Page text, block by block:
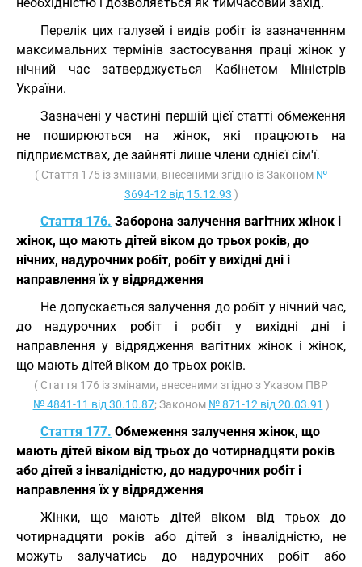
Перелік цих галузей і видів робіт із зазначенням
максимальних термінів застосування праці жінок у
нічний час затверджується Кабінетом Міністрів
України.
Зазначені у частині першій цієї статті обмеження
не поширюються на жінок, які працюють на
підприємствах, де зайняті лише члени однієї сім'ї.
( Стаття 175 із змінами, внесеними згідно із Законом №
3694-12 від 15.12.93 )
Стаття 176. Заборона залучення вагітних жінок і
жінок, що мають дітей віком до трьох років, до
нічних, надурочних робіт, робіт у вихідні дні і
направлення їх у відрядження
Не допускається залучення до робіт у нічний час,
до надурочних робіт і робіт у вихідні дні і
направлення у відрядження вагітних жінок і жінок,
що мають дітей віком до трьох років.
( Стаття 176 із змінами, внесеними згідно з Указом ПВР
№ 4841-11 від 30.10.87; Законом № 871-12 від 20.03.91 )
Стаття 177. Обмеження залучення жінок, що
мають дітей віком від трьох до чотирнадцяти років
або дітей з інвалідністю, до надурочних робіт і
направлення їх у відрядження
Жінки, що мають дітей віком від трьох до
чотирнадцяти років або дітей з інвалідністю, не
можуть залучатись до надурочних робіт або